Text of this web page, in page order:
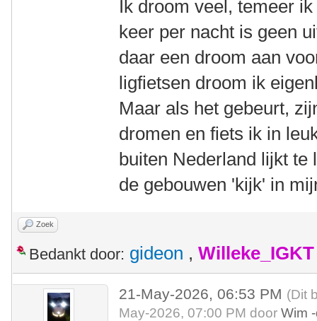
Ik droom veel, temeer
keer per nacht is geen
daar een droom aan
ligfietsen droom ik
Maar als het gebeurt,
dromen en fiets ik in
buiten Nederland lijkt te
de gebouwen 'kijk' in
Zoek
Bedankt door: gideon , Willeke_IGKT
21-May-2026, 06:53 PM (Dit
May-2026, 07:00 PM doorWim